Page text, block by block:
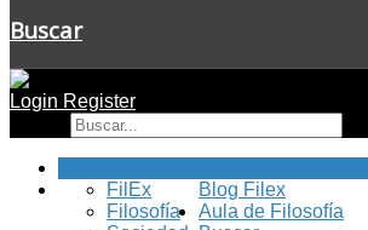
Buscar
Login Register
Blog Filex
FilEx
Filosofía
Aula de Filosofía